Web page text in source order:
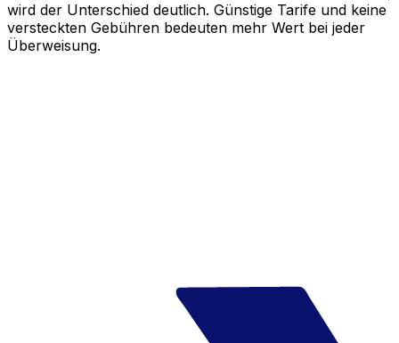
wird der Unterschied deutlich. Günstige Tarife und keine
versteckten Gebühren bedeuten mehr Wert bei jeder
Überweisung.